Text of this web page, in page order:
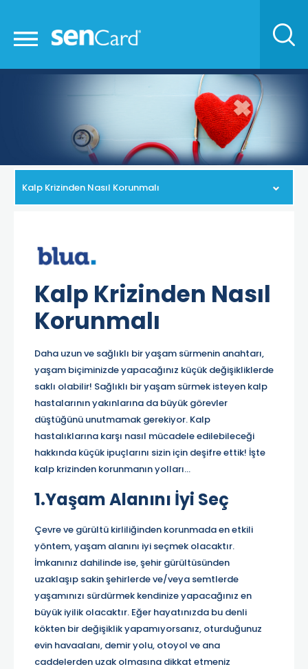
Kalp Krizinden Nasıl Korunmalı
Kalp Krizinden Nasıl
Korunmalı
Daha uzun ve sağlıklı bir yaşam sürmenin anahtarı,
yaşam biçiminizde yapacağınız küçük değişikliklerde
saklı olabilir! Sağlıklı bir yaşam sürmek isteyen kalp
hastalarının yakınlarına da büyük görevler
düştüğünü unutmamak gerekiyor. Kalp
hastalıklarına karşı nasıl mücadele edilebileceği
hakkında küçük ipuçlarını sizin için deşifre ettik! İşte
kalp krizinden korunmanın yolları…
1.Yaşam Alanını İyi Seç
Çevre ve gürültü kirliliğinden korunmada en etkili
yöntem, yaşam alanını iyi seçmek olacaktır.
İmkanınız dahilinde ise, şehir gürültüsünden
uzaklaşıp sakin şehirlerde ve/veya semtlerde
yaşamınızı sürdürmek kendinize yapacağınız en
büyük iyilik olacaktır. Eğer hayatınızda bu denli
kökten bir değişiklik yapamıyorsanız, oturduğunuz
evin havaalanı, demir yolu, otoyol ve ana
caddelerden uzak olmasına dikkat etmeniz